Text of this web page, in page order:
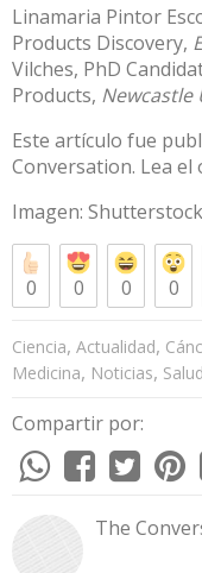
Linamaria Pintor
Products Discovery,
Vilches, PhD
Products, Newcastle
Este artículo fue
Conversation. Lea el
Imagen: Shutterstock
0 0 0 0
Ciencia, Actualidad,
Medicina, Noticias, Salud
Compartir por:
The